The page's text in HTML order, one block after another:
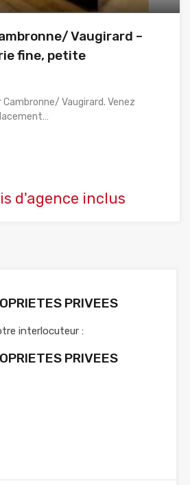
Vaugirard –
fine, petite
Cambronne/ Vaugirard. Venez
d'agence inclus
PRIVEES
interlocuteur :
PRIVEES